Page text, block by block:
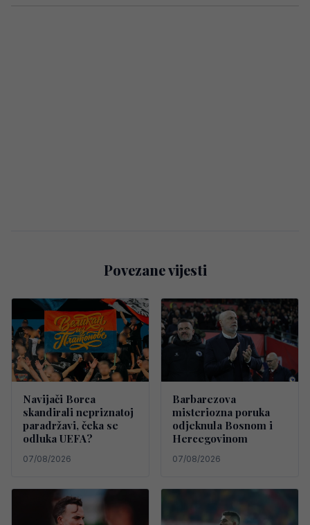
Povezane vijesti
Navijači Borca
skandirali nepriznatoj
paradržavi, čeka se
odluka UEFA?
07/08/2026
Barbarezova
misteriozna poruka
odjeknula Bosnom i
Hercegovinom
07/08/2026